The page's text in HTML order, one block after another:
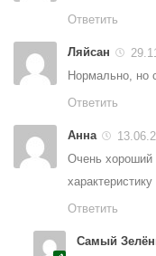
Ответить
Ляйсан
Нормально, но
Ответить
Анна
Очень хороший
Ответить
Самый